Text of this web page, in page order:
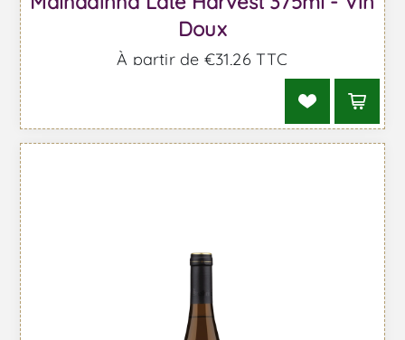
Doux
À partir de €31,26 TTC